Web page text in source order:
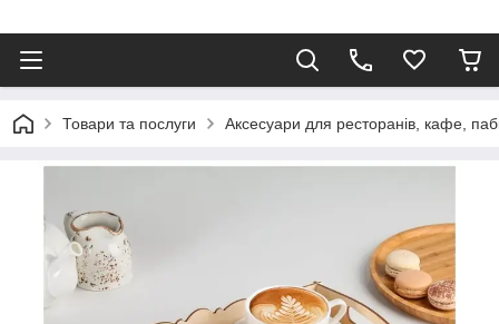
Товари та послуги Аксесуари для ресторанів, кафе,